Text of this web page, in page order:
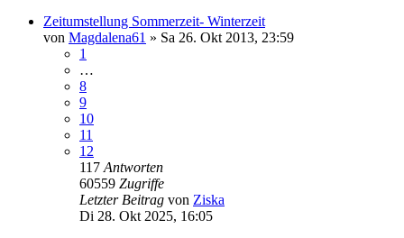
Zeitumstellung Sommerzeit- Winterzeit
von Magdalena61 » Sa 26. Okt 2013, 23:59
1
…
8
9
10
11
12
117 Antworten
60559 Zugriffe
Letzter Beitrag von Ziska
Di 28. Okt 2025, 16:05